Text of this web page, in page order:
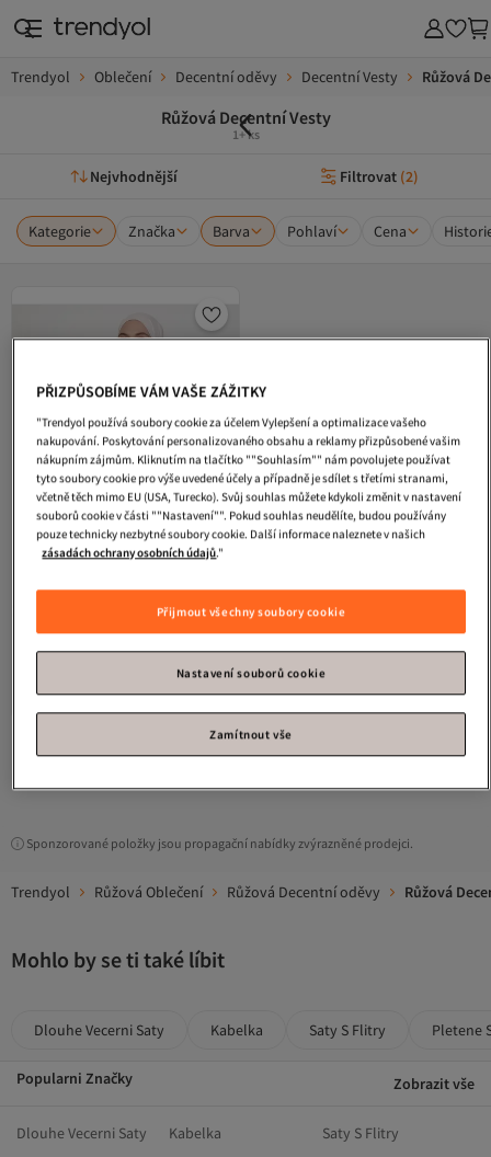
Trendyol Oblečení Decentní oděvy Decentní Vesty Růžová
Růžová Decentní Vesty
1+ ks
Nejvhodnější Filtrovat (2)
Kategorie Značka Barva Pohlaví Cena
Refka
Detailní vesta do kapsy -
sušená růže - žena
-50% 275
Sponzorované položky jsou propagační nabídky zvýrazněné prodejci.
Trendyol Růžová Oblečení Růžová Decentní oděvy Růžová
Mohlo by se ti také líbit
Dlouhe Vecerni Saty Kabelka Saty S Flitry Pletene
Popularni Značky Zobrazit vše
Dlouhe Vecerni Saty Kabelka
Saty S Flitry
PŘIZPŮSOBÍME VÁM VAŠE ZÁŽITKY
"Trendyol používá soubory cookie za účelem Vylepšení a optimalizace vašeho
nakupování. Poskytování personalizovaného obsahu a reklamy přizpůsobené vašim
nákupním zájmům. Kliknutím na tlačítko ""Souhlasím"" nám povolujete používat
tyto soubory cookie pro výše uvedené účely a případně je sdílet s třetími stranami,
včetně těch mimo EU (USA, Turecko). Svůj souhlas můžete kdykoli změnit v nastavení
souborů cookie v části ""Nastavení"". Pokud souhlas neudělíte, budou používány
pouze technicky nezbytné soubory cookie. Další informace naleznete v našich
zásadách ochrany osobních údajů."
Přijmout všechny soubory cookie
Nastavení souborů cookie
Zamítnout vše